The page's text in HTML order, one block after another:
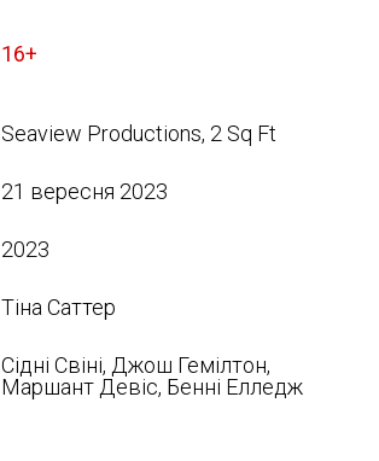
16+
Seaview Productions, 2 Sq Ft
21 вересня 2023
2023
Тіна Саттер
Сідні Свіні, Джош Гемілтон,
Маршант Девіс, Бенні Елледж